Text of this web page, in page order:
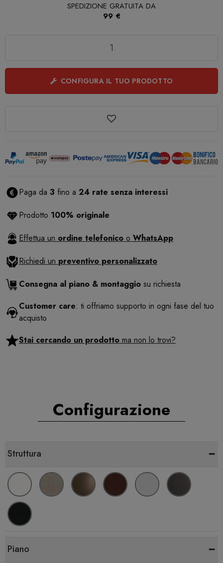
SPEDIZIONE GRATUITA DA
99 €
CONFIGURA IL TUO PRODOTTO
Paga da 3 fino a 24 rate senza interessi
Prodotto 100% originale
Effettua un ordine telefonico o WhatsApp
Richiedi un preventivo personalizzato
Consegna al piano & montaggio su richiesta
Customer care: ti offriamo supporto in ogni fase del tuo
acquisto
Stai cercando un prodotto ma non lo trovi?
Configurazione
Struttura -
Piano -